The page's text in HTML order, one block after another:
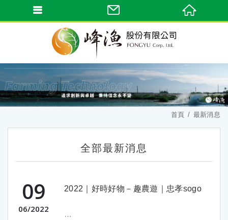
首頁 最新消息
全部最新消息
09
06 2022
2022｜好時好物－趣農遊｜忠孝sogo